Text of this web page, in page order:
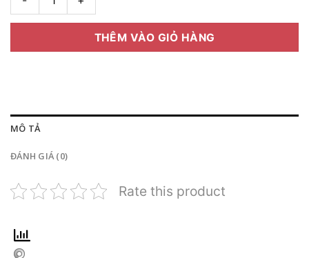
Gọng kính BOLON BJ6186_B15.C số lượng
THÊM VÀO GIỎ HÀNG
MÔ TẢ
ĐÁNH GIÁ (0)
Rate this product